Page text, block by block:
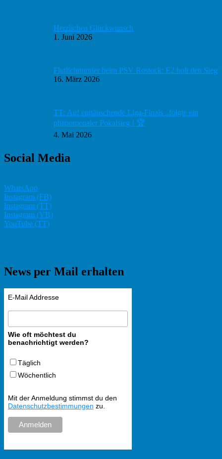
Herzlichen Glückwunsch
1. Juni 2026
Flutlichtturnier beim PSV Rostock: E2 holt den Sieg
16. März 2026
TT: Auf enttäuschende Liga-Finals ..folgte ein
phänomenaler Pokalsieg ! 🏆
4. Mai 2026
Social Media
WhatsApp
Instagram (FB)
Instagram (TT)
Instagram (VB)
YouTube (TT)
News per Mail erhalten
E-Mail Addresse
Wie oft möchtest du
benachrichtigt werden?
Täglich
Wöchentlich
Mit der Anmeldung stimmst du den
Datenschutzbestimmungen zu.